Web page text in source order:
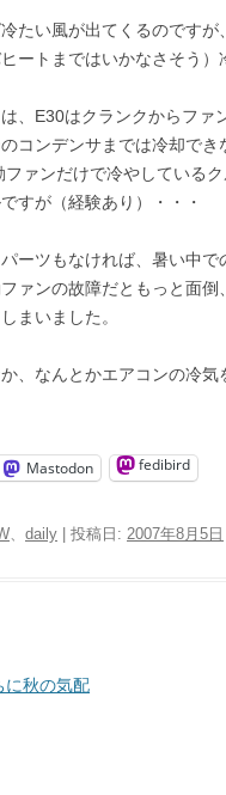
たい風が出てくるのです
ートまではいかなさそう）
、E30はクランクからファ
コンデンサまでは冷却でき
ファンだけで冷やしている
すが（経験あり）・・・
ーツもなければ、暑い中
ァンの故障だともっと面
まいました。
、なんとかエアコンの冷気
Mastodon fedibird
daily | 投稿日: 2007年8月5日
に秋の気配